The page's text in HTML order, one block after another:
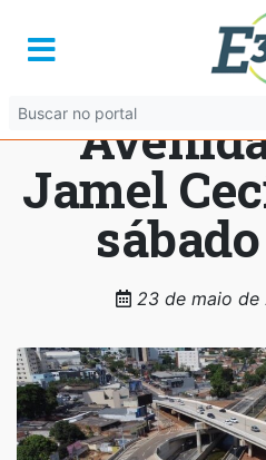
Jamel
23 de maio de